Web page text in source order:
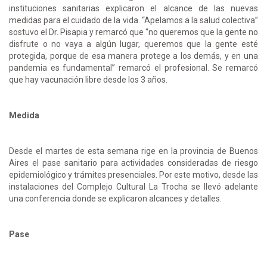
instituciones sanitarias explicaron el alcance de las nuevas
medidas para el cuidado de la vida. “Apelamos a la salud colectiva”
sostuvo el Dr. Pisapia y remarcó que “no queremos que la gente no
disfrute o no vaya a algún lugar, queremos que la gente esté
protegida, porque de esa manera protege a los demás, y en una
pandemia es fundamental” remarcó el profesional. Se remarcó
que hay vacunación libre desde los 3 años.
Medida
Desde el martes de esta semana rige en la provincia de Buenos
Aires el pase sanitario para actividades consideradas de riesgo
epidemiológico y trámites presenciales. Por este motivo, desde las
instalaciones del Complejo Cultural La Trocha se llevó adelante
una conferencia donde se explicaron alcances y detalles.
Pase